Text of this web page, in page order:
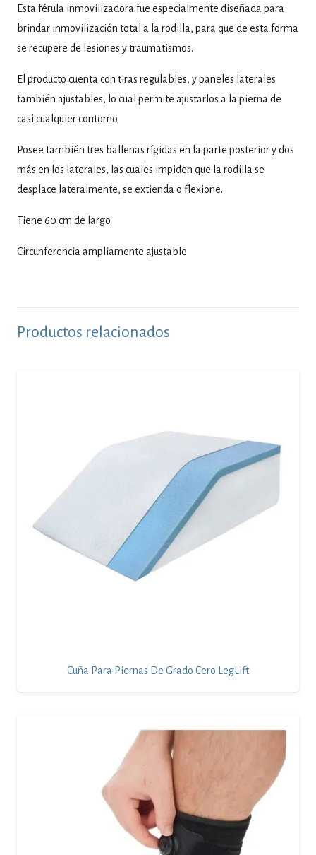
Esta férula inmovilizadora fue especialmente diseñada para
brindar inmovilización total a la rodilla, para que de esta forma
se recupere de lesiones y traumatismos.
El producto cuenta con tiras regulables, y paneles laterales
también ajustables, lo cual permite ajustarlos a la pierna de
casi cualquier contorno.
Posee también tres ballenas rígidas en la parte posterior y dos
más en los laterales, las cuales impiden que la rodilla se
desplace lateralmente, se extienda o flexione.
Tiene 60 cm de largo
Circunferencia ampliamente ajustable
Productos relacionados
Cuña Para Piernas De Grado Cero LegLift